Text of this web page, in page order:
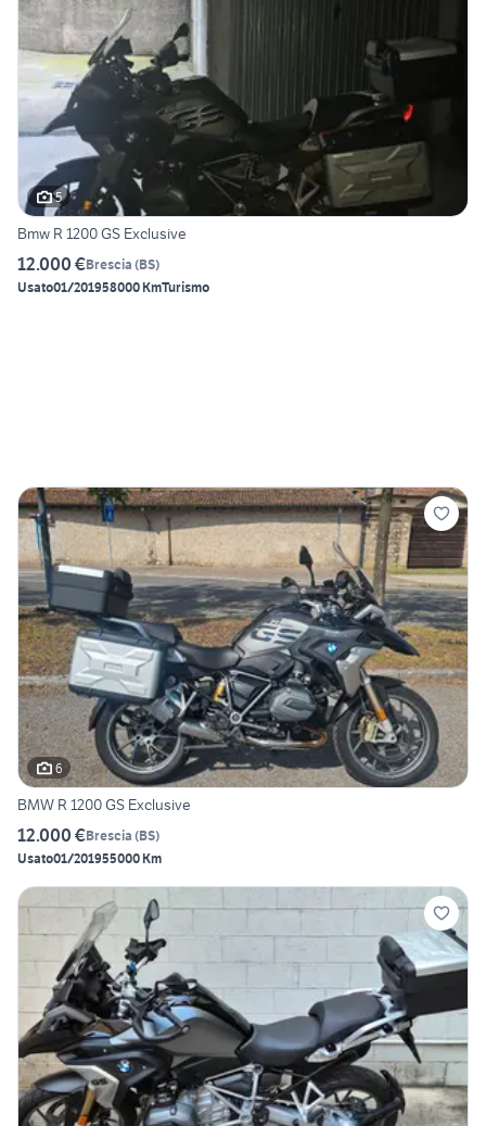
5
Bmw R 1200 GS Exclusive
12.000 €Brescia (BS)
Usato01/201958000 KmTurismo
6
BMW R 1200 GS Exclusive
12.000 €Brescia (BS)
Usato01/201955000 Km